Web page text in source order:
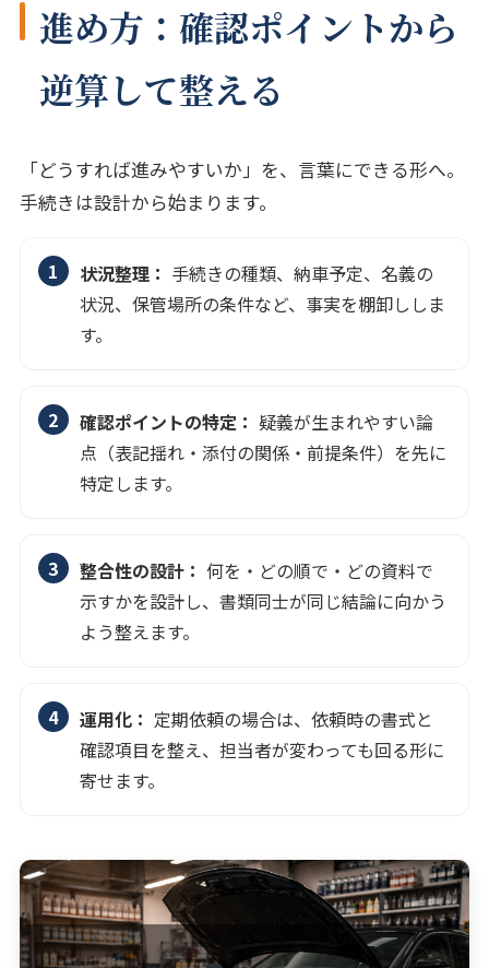
進め方：確認ポイントから
逆算して整える
「どうすれば進みやすいか」を、言葉にできる形へ。
手続きは設計から始まります。
状況整理： 手続きの種類、納車予定、名義の
状況、保管場所の条件など、事実を棚卸ししま
す。
確認ポイントの特定： 疑義が生まれやすい論
点（表記揺れ・添付の関係・前提条件）を先に
特定します。
整合性の設計： 何を・どの順で・どの資料で
示すかを設計し、書類同士が同じ結論に向かう
よう整えます。
運用化： 定期依頼の場合は、依頼時の書式と
確認項目を整え、担当者が変わっても回る形に
寄せます。